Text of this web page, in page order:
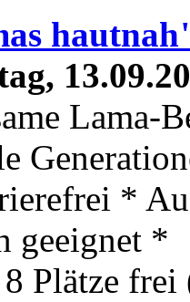
Lama-
*
geeignet *
Plätze